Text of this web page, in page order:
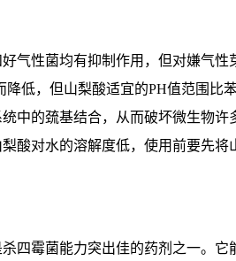
气性菌均有抑制作用，但对嫌气
降低，但山梨酸适宜的PH值范围比
中的巯基结合，从而破坏微生物
酸对水的溶解度低，使用前要先
四霉菌能力突出佳的药剂之一。